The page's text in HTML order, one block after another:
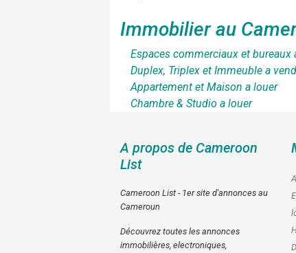
Immobilier au
Espaces commerciaux et bureaux
Duplex, Triplex et Immeuble a
Appartement et Maison a louer
Chambre & Studio a louer
A propos de Cameroon
List
Cameroon List - 1er site d'annonces au
Cameroun
Découvrez toutes les annonces
immobilières, electroniques,